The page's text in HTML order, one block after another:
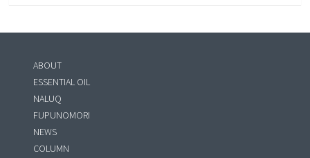
ABOUT
ESSENTIAL OIL
NALUQ
FUPUNOMORI
NEWS
COLUMN